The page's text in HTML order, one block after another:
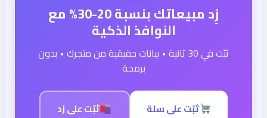
زِد مبيعاتك بنسبة 20-30% مع
النوافذ الذكية
ثبّت في 30 ثانية • بيانات حقيقية من متجرك • بدون
برمجة
ثبّت على سلة ثبّت على زد